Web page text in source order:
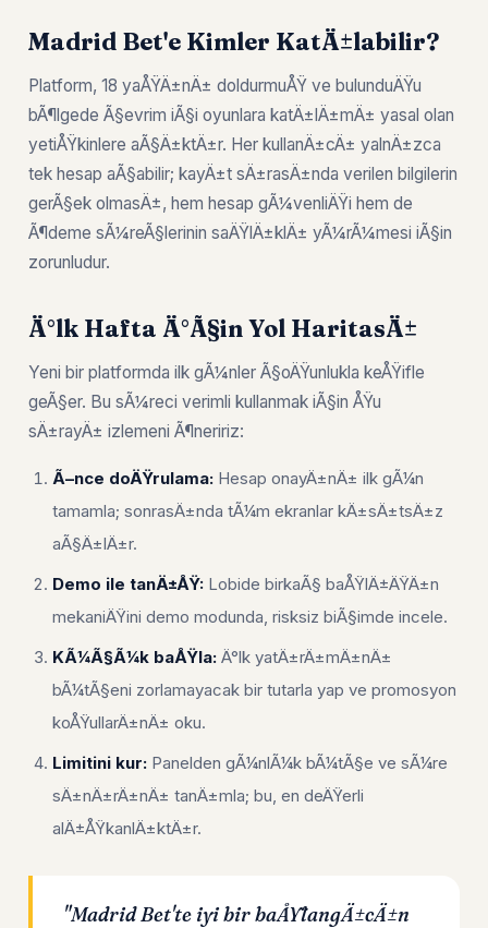
Madrid Bet'e Kimler KatÄ±labilir?
Platform, 18 yaÅŸÄ±nÄ± doldurmuÅŸ ve bulunduÄŸu
bÃ¶lgede Ã§evrim iÃ§i oyunlara katÄ±lÄ±mÄ± yasal olan
yetiÅŸkinlere aÃ§Ä±ktÄ±r. Her kullanÄ±cÄ± yalnÄ±zca
tek hesap aÃ§abilir; kayÄ±t sÄ±rasÄ±nda verilen bilgilerin
gerÃ§ek olmasÄ±, hem hesap gÃ¼venliÄŸi hem de
Ã¶deme sÃ¼reÃ§lerinin saÄŸlÄ±klÄ± yÃ¼rÃ¼mesi iÃ§in
zorunludur.
Ä°lk Hafta Ä°Ã§in Yol HaritasÄ±
Yeni bir platformda ilk gÃ¼nler Ã§oÄŸunlukla keÅŸifle
geÃ§er. Bu sÃ¼reci verimli kullanmak iÃ§in ÅŸu
sÄ±rayÄ± izlemeni Ã¶neririz:
Ã–nce doÄŸrulama: Hesap onayÄ±nÄ± ilk gÃ¼n
tamamla; sonrasÄ±nda tÃ¼m ekranlar kÄ±sÄ±tsÄ±z
aÃ§Ä±lÄ±r.
Demo ile tanÄ±ÅŸ: Lobide birkaÃ§ baÅŸlÄ±ÄŸÄ±n
mekaniÄŸini demo modunda, risksiz biÃ§imde incele.
KÃ¼Ã§Ã¼k baÅŸla: Ä°lk yatÄ±rÄ±mÄ±nÄ±
bÃ¼tÃ§eni zorlamayacak bir tutarla yap ve promosyon
koÅŸullarÄ±nÄ± oku.
Limitini kur: Panelden gÃ¼nlÃ¼k bÃ¼tÃ§e ve sÃ¼re
sÄ±nÄ±rÄ±nÄ± tanÄ±mla; bu, en deÄŸerli
alÄ±ÅŸkanlÄ±ktÄ±r.
"Madrid Bet'te iyi bir baÅŸlangÄ±cÄ±n